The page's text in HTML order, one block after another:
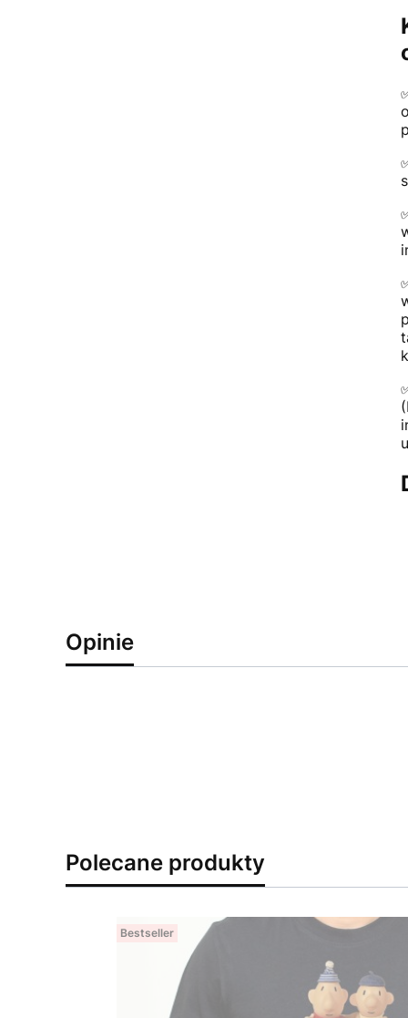
Opinie
Polecane produkty
Bestseller